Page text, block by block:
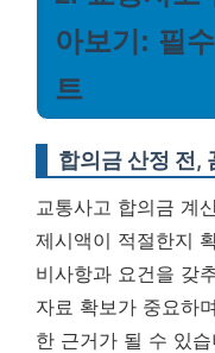
아보기: 필
트
합의금 산정 전,
교통사고 합의금 계
제시액이 적절한지
비사항과 요건을 갖
자료 확보가 중요하
한 근거가 될 수 있